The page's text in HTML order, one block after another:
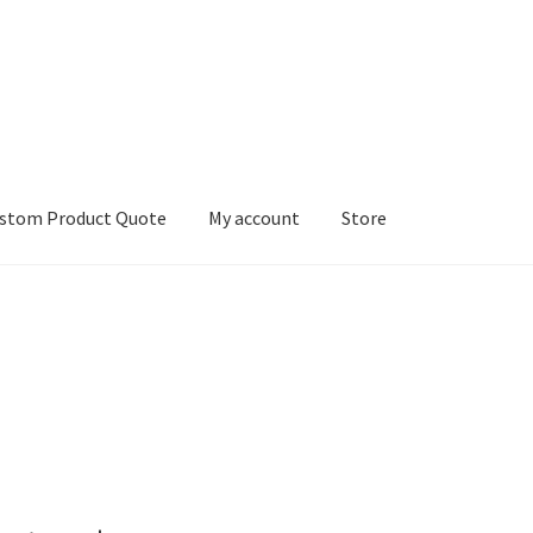
Product Quote My account Store